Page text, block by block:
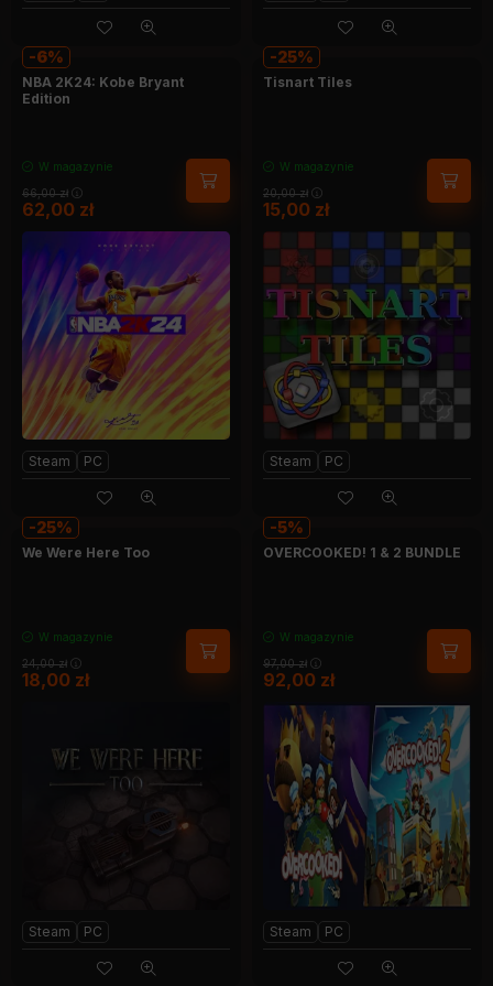
6
NBA 2K24: Kobe Bryant
Edition
W magazynie
66,00zł
62,00 zł
Steam PC
25
Tisnart Tiles
W magazynie
20,00zł
15,00 zł
Steam PC
25
We Were Here Too
W magazynie
24,00zł
18,00 zł
Steam PC
5
OVERCOOKED! 1 & 2 BUNDLE
W magazynie
97,00zł
92,00 zł
Steam PC